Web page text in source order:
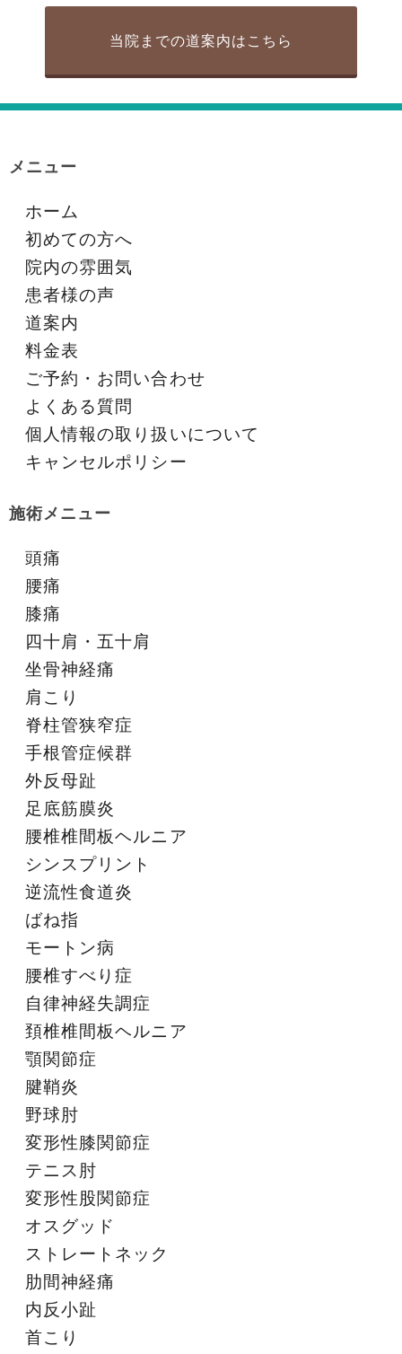
当院までの道案内はこちら
メニュー
ホーム
初めての方へ
院内の雰囲気
患者様の声
道案内
料金表
ご予約・お問い合わせ
よくある質問
個人情報の取り扱いについて
キャンセルポリシー
施術メニュー
頭痛
腰痛
膝痛
四十肩・五十肩
坐骨神経痛
肩こり
脊柱管狭窄症
手根管症候群
外反母趾
足底筋膜炎
腰椎椎間板ヘルニア
シンスプリント
逆流性食道炎
ばね指
モートン病
腰椎すべり症
自律神経失調症
頚椎椎間板ヘルニア
顎関節症
腱鞘炎
野球肘
変形性膝関節症
テニス肘
変形性股関節症
オスグッド
ストレートネック
肋間神経痛
内反小趾
首こり